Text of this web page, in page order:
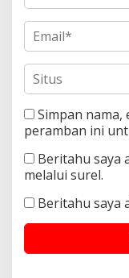
Simpan nama,
peramban ini
Beritahu saya
melalui surel.
Beritahu saya